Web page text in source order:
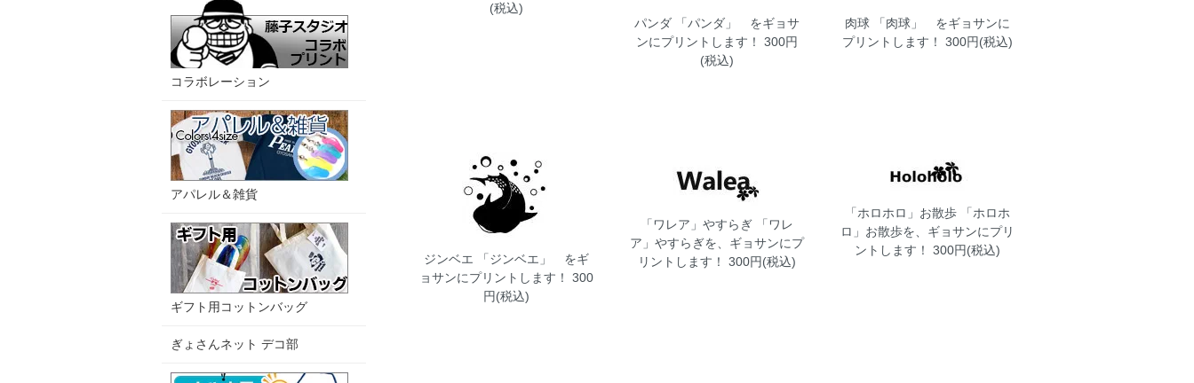
(税込)
パンダ「パンダ」 をギョサ
ンにプリントします！ 300円
(税込)
肉球「肉球」 をギョサンに
プリントします！ 300円(税込)
ジンベエ 「ジンベエ」 をギ
ョサンにプリントします！ 300
円(税込)
「ワレア」やすらぎ「ワレ
ア」やすらぎを、ギョサンにプ
リントします！ 300円(税込)
「ホロホロ」お散歩「ホロホ
ロ」お散歩を、ギョサンにプリ
ントします！ 300円(税込)
コラボレーション
アパレル＆雑貨
ギフト用コットンバッグ
ぎょさんネット デコ部